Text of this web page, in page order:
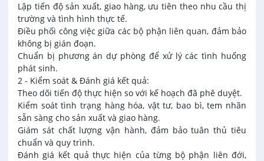
Lập tiến độ sản xuất, giao hàng, ưu tiên theo nhu cầu thị
trường và tình hình thực tế.
Điều phối công việc giữa các bộ phận liên quan, đảm bảo
không bị gián đoạn.
Chuẩn bị phương án dự phòng để xử lý các tình huống
phát sinh.
2 - Kiểm soát & Đánh giá kết quả:
Theo dõi tiến độ thực hiện so với kế hoạch đã phê duyệt.
Kiểm soát tình trạng hàng hóa, vật tư, bao bì, tem nhãn
sẵn sàng cho sản xuất và giao hàng.
Giám sát chất lượng vận hành, đảm bảo tuân thủ tiêu
chuẩn và quy trình.
Đánh giá kết quả thực hiện của từng bộ phận liên đới,